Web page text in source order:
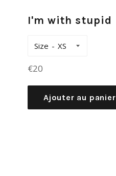
I'm with stupid
Size
Prix
€20
Ajouter au panier